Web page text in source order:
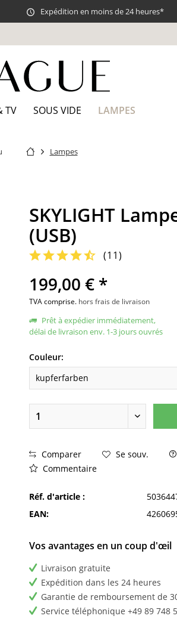
Expédition en moins de 24 heures*
TV SOUS VIDE LAMPES
Lampes
SKYLIGHT
(USB)
(11)
199,00 € *
TVA comprise. hors frais de livraison
Prêt à expédier immédiatement,
délai de livraison env. 1-3 jours ouvrés
Couleur:
Comparer Se souv.
Commentaire
Réf. d'article :
EAN:
Vos avantages en un coup d'œil
Livraison gratuite
Expédition dans les 24 heures
Garantie de remboursement de
Service téléphonique +49 89 748